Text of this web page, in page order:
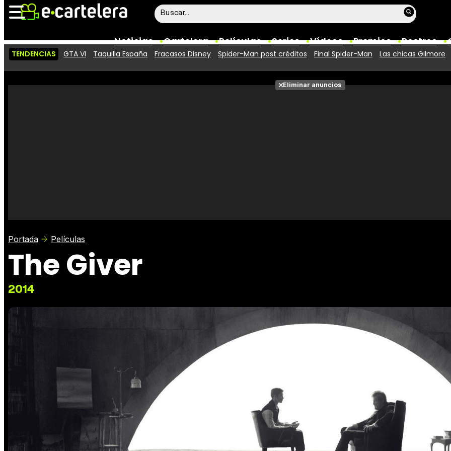
Noticias Cartelera Películas Series Vídeos Premios Rostros
Vídeos
Taquilla
Fotos
TENDENCIAS GTA VI Taquilla España Fracasos Disney Spider-Man post créditos Final Spider-Man Las chicas Gilmore
Eliminar anuncios
Portada Películas
The Giver
2014